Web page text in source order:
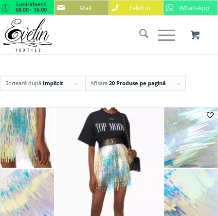
Mail Telefon WhatsApp
Luni-Vineri:
08.00 - 16.00
Sortează după Implicit Afisare 20 Produse pe pagină